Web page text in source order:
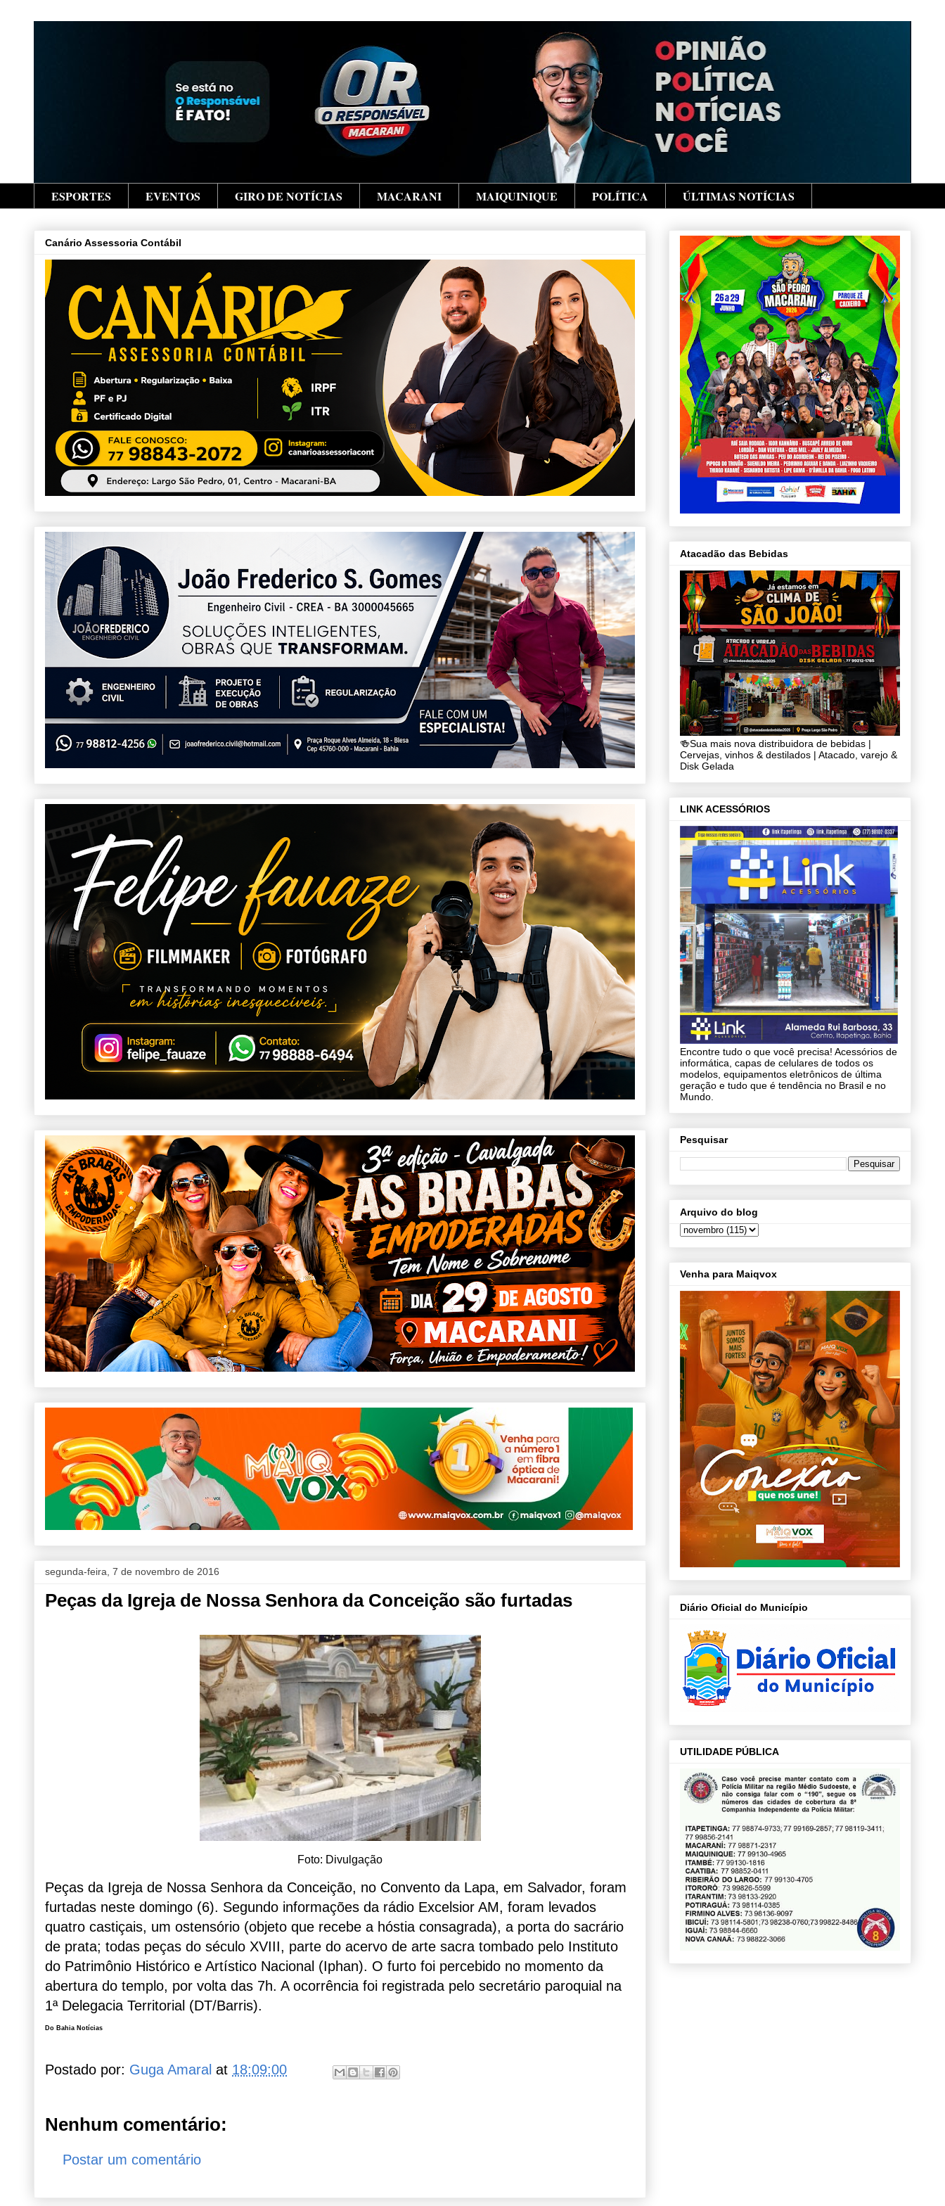
ESPORTES EVENTOS GIRO DE NOTÍCIAS MACARANI MAIQUINIQUE POLÍTICA ÚLTIMAS NOTÍCIAS
Canário Assessoria Contábil
segunda-feira, 7 de novembro de 2016
Peças da Igreja de Nossa Senhora da Conceição são furtadas
Foto: Divulgação
Peças da Igreja de Nossa Senhora da Conceição, no Convento da Lapa, em Salvador, foram
furtadas neste domingo (6). Segundo informações da rádio Excelsior AM, foram levados
quatro castiçais, um ostensório (objeto que recebe a hóstia consagrada), a porta do sacrário
de prata; todas peças do século XVIII, parte do acervo de arte sacra tombado pelo Instituto
do Patrimônio Histórico e Artístico Nacional (Iphan). O furto foi percebido no momento da
abertura do templo, por volta das 7h. A ocorrência foi registrada pelo secretário paroquial na
1ª Delegacia Territorial (DT/Barris).
Do Bahia Notícias
Postado por: Guga Amaral at 18:09:00
Nenhum comentário:
Postar um comentário
Atacadão das Bebidas
🍻Sua mais nova distribuidora de bebidas |
Cervejas, vinhos & destilados | Atacado, varejo &
Disk Gelada
LINK ACESSÓRIOS
Encontre tudo o que você precisa! Acessórios de
informática, capas de celulares de todos os
modelos, equipamentos eletrônicos de última
geração e tudo que é tendência no Brasil e no
Mundo.
Pesquisar
Arquivo do blog
Venha para Maiqvox
Diário Oficial do Município
UTILIDADE PÚBLICA